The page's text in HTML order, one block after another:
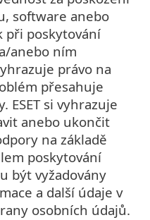
software anebo
při poskytování
anebo ním
právo na
přesahuje
ESET si vyhrazuje
anebo ukončit
na základě
poskytování
být vyžadovány
a další údaje v
osobních údajů.